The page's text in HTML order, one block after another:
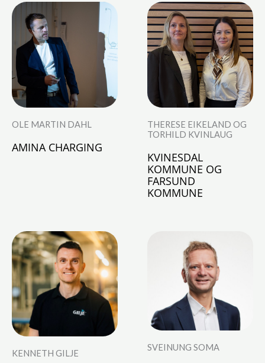
OLE MARTIN DAHL
AMINA CHARGING
THERESE EIKELAND OG
TORHILD KVINLAUG
KVINESDAL
KOMMUNE OG
FARSUND
KOMMUNE
KENNETH GILJE
SVEINUNG SOMA